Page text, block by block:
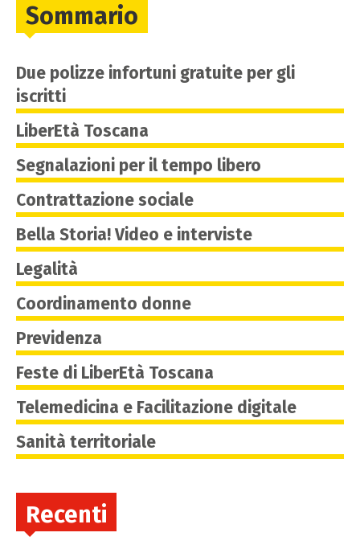
Sommario
Due polizze infortuni gratuite per gli
iscritti
LiberEtà Toscana
Segnalazioni per il tempo libero
Contrattazione sociale
Bella Storia! Video e interviste
Legalità
Coordinamento donne
Previdenza
Feste di LiberEtà Toscana
Telemedicina e Facilitazione digitale
Sanità territoriale
Recenti